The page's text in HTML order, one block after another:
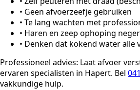
• Geen afvoerzeefje gebruiken
• Te lang wachten met
• Haren en zeep ophoping
• Denken dat kokend water alle
Professioneel advies: Laat afvoer
ervaren specialisten in Hapert. Bel
vakkundige hulp.